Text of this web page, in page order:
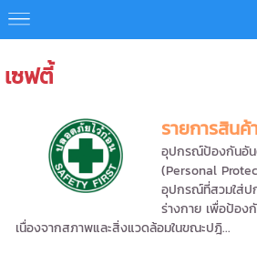
เซฟตี้
รายการสินค้
อุปกรณ์ป้องกันอั
(Personal
อุปกรณ์ที่สวมใส่ป
ร่างกาย เพื่อป้อง
เนื่องจากสภาพและสิ่งแวดล้อมในขณะปฎิ...